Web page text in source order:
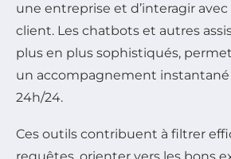
une entreprise et d’interagir avec
client. Les chatbots et autres
plus en plus sophistiqués,
un accompagnement instantané
24h/24.
Ces outils contribuent à filtrer